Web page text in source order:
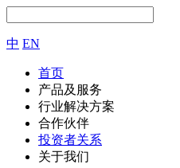
中 EN
首页
产品及服务
行业解决方案
合作伙伴
投资者关系
关于我们